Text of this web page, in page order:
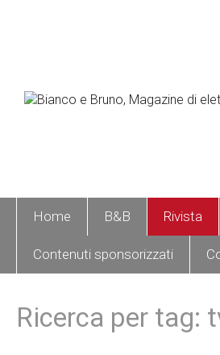
Home B&B Rivista
Contenuti sponsorizzati
Ricerca per tag: